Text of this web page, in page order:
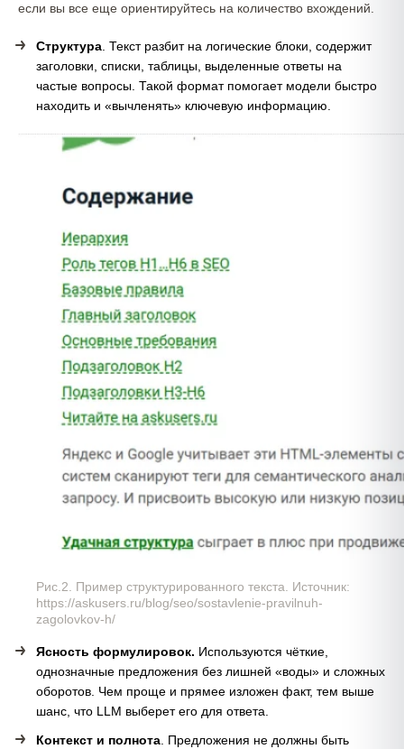
если вы все еще ориентируйтесь на количество вхождений.
Структура . Текст разбит на логические блоки, содержит
заголовки, списки, таблицы, выделенные ответы на
частые вопросы. Такой формат помогает модели быстро
находить и «вычленять» ключевую информацию.
Рис.2. Пример структурированного текста. Источник:
https://askusers.ru/blog/seo/sostavlenie-pravilnuh-
zagolovkov-h/
Ясность формулировок. Используются чёткие,
однозначные предложения без лишней «воды» и сложных
оборотов. Чем проще и прямее изложен факт, тем выше
шанс, что LLM выберет его для ответа.
Контекст и полнота . Предложения не должны быть